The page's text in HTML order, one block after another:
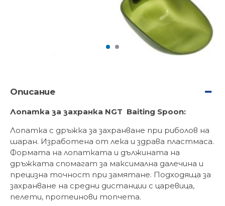
Описание
Лопатка за захранка NGT Baiting Spoon:
Лопатка с дръжка за захранване при риболов на
шаран. Изработена от лека и здрава пластмаса.
Формата на лопатката и дължината на
дръжката спомагат за максимална далечина и
прецизна точност при замятане. Подходяща за
захранване на средни дистанции с царевица,
пелети, протеинови топчета.